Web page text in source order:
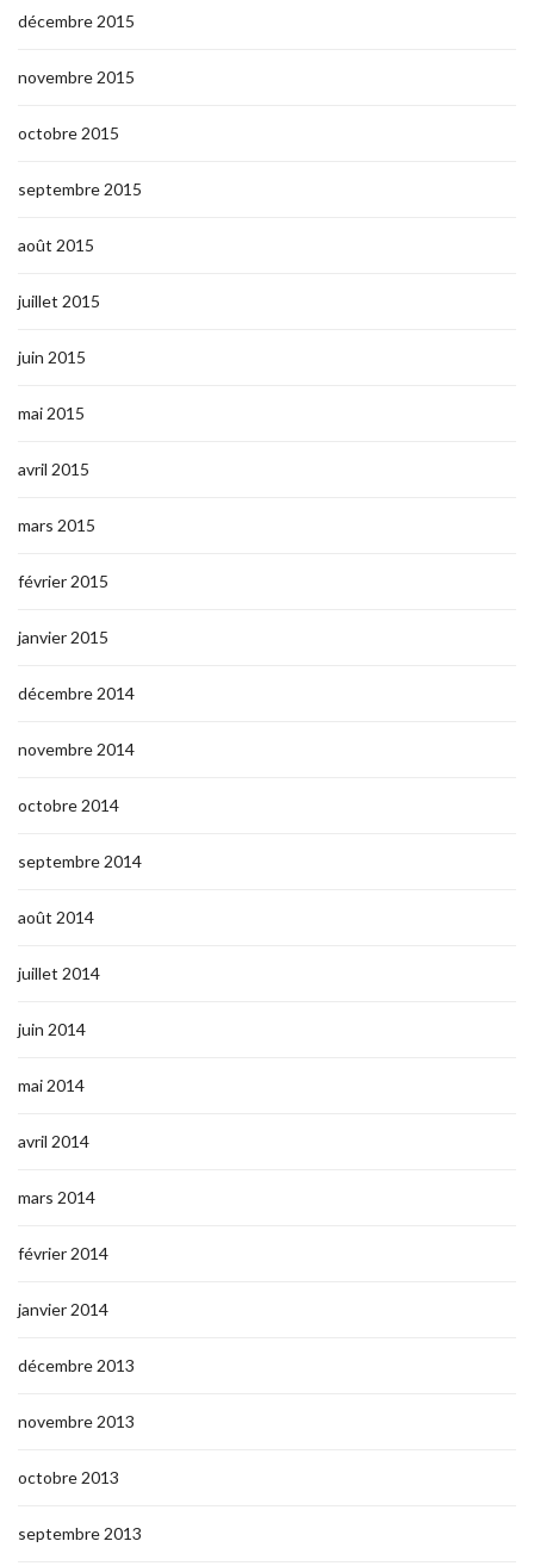
décembre 2015
novembre 2015
octobre 2015
septembre 2015
août 2015
juillet 2015
juin 2015
mai 2015
avril 2015
mars 2015
février 2015
janvier 2015
décembre 2014
novembre 2014
octobre 2014
septembre 2014
août 2014
juillet 2014
juin 2014
mai 2014
avril 2014
mars 2014
février 2014
janvier 2014
décembre 2013
novembre 2013
octobre 2013
septembre 2013